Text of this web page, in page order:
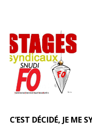
C’EST DÉCIDÉ, JE ME